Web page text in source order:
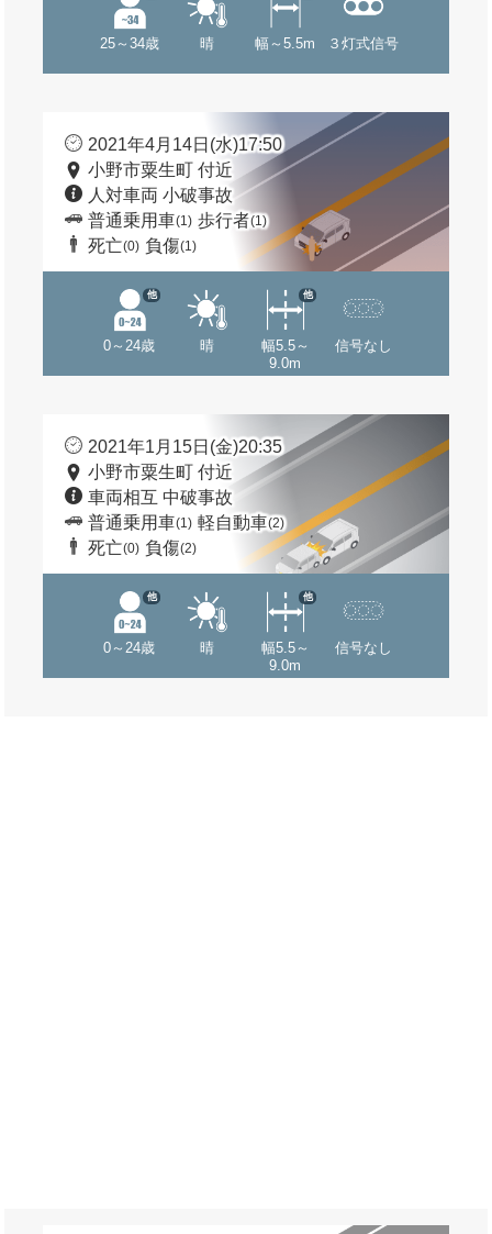
25～34歳 晴 幅～5.5m ３灯式信号
2021年4月14日(水)17:50
小野市粟生町 付近
人対車両 小破事故
普通乗用車(1) 歩行者(1)
死亡(0) 負傷(1)
0～24歳
他
晴
幅5.5～
9.0m
他
信号なし
2021年1月15日(金)20:35
小野市粟生町 付近
車両相互 中破事故
普通乗用車(1) 軽自動車(2)
死亡(0) 負傷(2)
0～24歳
他
晴
幅5.5～
9.0m
他
信号なし